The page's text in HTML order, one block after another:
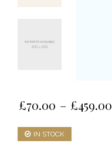
£70.00 – £459.00
IN STOCK